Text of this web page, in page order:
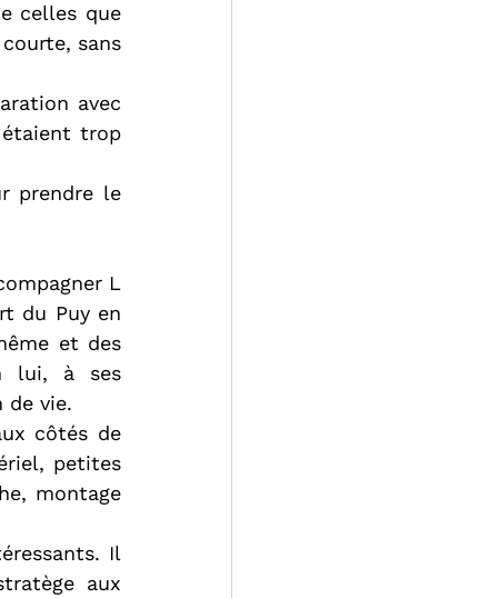
celles que
sans
avec
étaient trop
prendre le
L
du Puy en
et des
lui, à ses
de vie.
côtés de
petites
montage
Il
aux